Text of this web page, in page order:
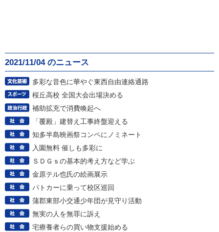
2021/11/04 のニュース
多彩な音色に華やぐ東西自由連絡通路
桜丘高校 全国大会出場決める
補助拡充で消費喚起へ
「覆殿」建替え工事終盤迎える
知多半島映画祭コンペにノミネート
入園無料 催しも多彩に
ＳＤＧｓの基本的考え方など学ぶ
金原テル也氏の絵画展示
パトカーに乗って校区巡回
蒲郡東部小交通少年団が見守り活動
無実の人を無罪に訴え
宅療養者らの買い物支援始める